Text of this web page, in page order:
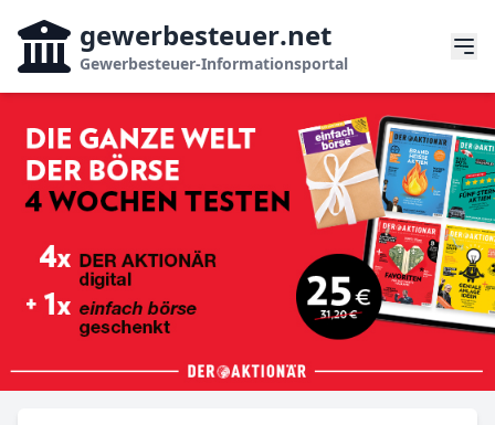
gewerbesteuer.net
Gewerbesteuer-Informationsportal